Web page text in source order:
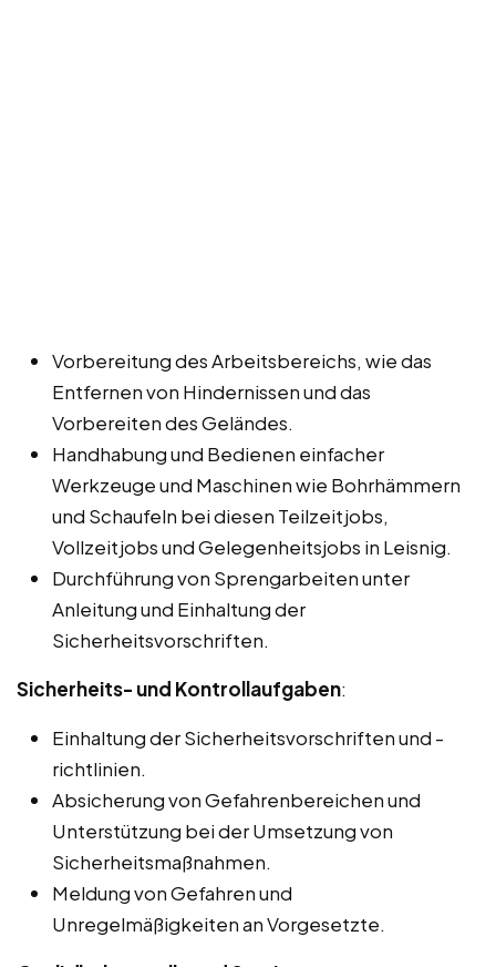
Vorbereitung des Arbeitsbereichs, wie das
Entfernen von Hindernissen und das
Vorbereiten des Geländes.
Handhabung und Bedienen einfacher
Werkzeuge und Maschinen wie Bohrhämmern
und Schaufeln bei diesen Teilzeitjobs,
Vollzeitjobs und Gelegenheitsjobs in Leisnig.
Durchführung von Sprengarbeiten unter
Anleitung und Einhaltung der
Sicherheitsvorschriften.
Sicherheits- und Kontrollaufgaben:
Einhaltung der Sicherheitsvorschriften und -
richtlinien.
Absicherung von Gefahrenbereichen und
Unterstützung bei der Umsetzung von
Sicherheitsmaßnahmen.
Meldung von Gefahren und
Unregelmäßigkeiten an Vorgesetzte.